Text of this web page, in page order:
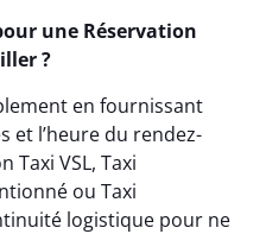
une Réservation
?
en fournissant
et l’heure du rendez-
Taxi VSL, Taxi
ou Taxi
logistique pour ne